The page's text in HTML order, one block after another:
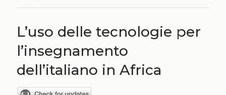
L’uso delle tecnologie per
l’insegnamento
dell’italiano in Africa